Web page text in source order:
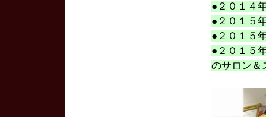
●２０１４
●２０１５
●２０１５
●２０１５
のサロン＆